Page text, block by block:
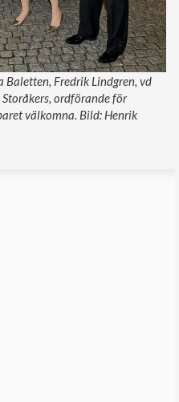
Baletten, Fredrik Lindgren, vd
ordförande för
välkomna. Bild: Henrik